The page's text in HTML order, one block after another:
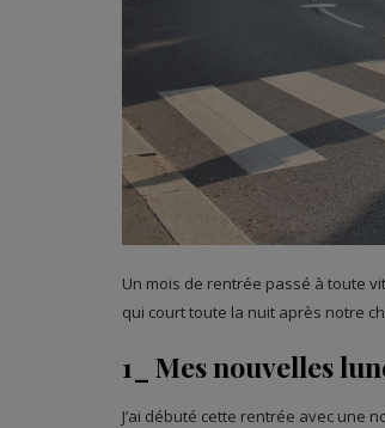
Un mois de rentrée passé à toute
qui court toute la nuit après notre
1_ Mes nouvelles
J’ai débuté cette rentrée avec une